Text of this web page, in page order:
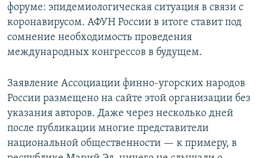
форуме: эпидемиологическая ситуация в связи с
коронавирусом. АФУН России в итоге ставит под
сомнение необходимость проведения
международных конгрессов в будущем.
Заявление Ассоциации финно-угорских народов
России размещено на сайте этой организации без
указания авторов. Даже через несколько дней
после публикации многие представители
национальной общественности — к примеру, в